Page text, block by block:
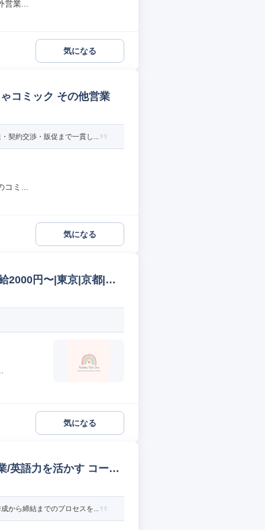
業...
気になる
コミック その他営業
契約交渉・販促まで一貫し...
ミ...
気になる
2000円〜|東京|京都|大
気になる
/英語力を活かす コール
から締結までのプロセスを...